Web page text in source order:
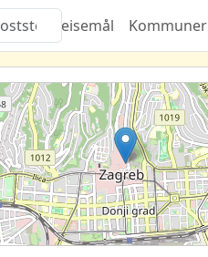
Quiz Reisemål Kommuner